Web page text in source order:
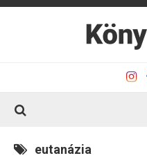
eutanázia